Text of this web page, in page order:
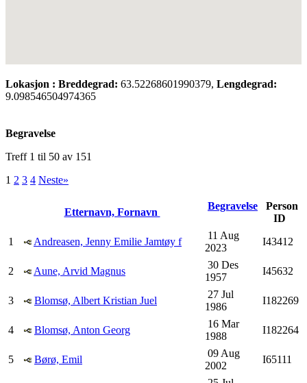
Lokasjon : Breddegrad: 63.52268601990379, Lengdegrad:
9.098546504974365
Begravelse
Treff 1 til 50 av 151
1 2 3 4 Neste»
Etternavn, Fornavn
Begravelse
Person
ID
1
Andreasen, Jenny Emilie Jamtøy f
11 Aug
2023
I43412
2 Aune, Arvid Magnus
30 Des
1957
I45632
3 Blomsø, Albert Kristian Juel
27 Jul
1986
I182269
4 Blomsø, Anton Georg
16 Mar
1988
I182264
5 Børø, Emil
09 Aug
2002
I65111